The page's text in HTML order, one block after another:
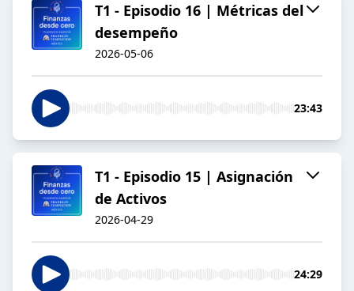
T1 - Episodio 16 | Métricas del
desempeño
2026-05-06
23:43
T1 - Episodio 15 | Asignación
de Activos
2026-04-29
24:29